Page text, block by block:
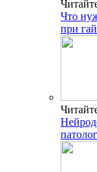
Что
при